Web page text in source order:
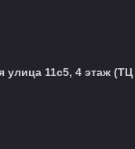
11с5, 4 этаж (ТЦ